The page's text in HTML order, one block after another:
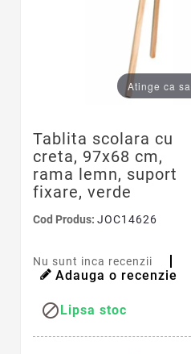
Atinge ca
Tablita scolara cu
creta, 97x68 cm,
rama lemn, suport
fixare, verde
Cod Produs: JOC14626
Nu sunt inca recenzii
Adauga o recenzie
Lipsa stoc